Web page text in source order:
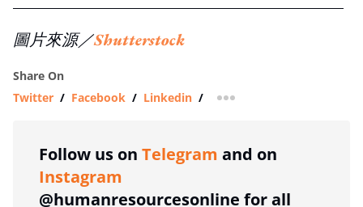
圖片來源／Shutterstock
Share On
Twitter / Facebook / Linkedin / more sharing option
Follow us on Telegram and on
Instagram
@humanresourcesonline for all